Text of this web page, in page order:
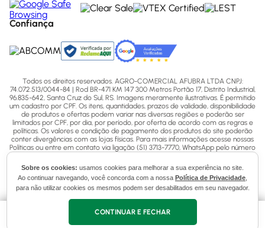
Sobre os cookies: usamos cookies para melhorar a sua experiência no site.
Ao continuar navegando, você concorda com a nossa Política de Privacidade
para não utilizar cookies os mesmos podem ser desabilitados em seu navegador.
CONTINUAR E FECHAR
Confiança
Todos os direitos reservados. AGRO-COMERCIAL AFUBRA LTDA CNPJ:
74.072.513/0044-84 | Rod BR-471 KM 147 300 Metros Portão 17, Distrito Industrial,
96.835-642, Santa Cruz do Sul, RS. Imagens meramente ilustrativas. É permitido
um cadastro por CPF. Os itens, quantidades, prazos de validade, disponibilidade
de produtos e ofertas podem variar nas diversas regiões e poderão ser
limitados por CPF, por dia, por período, por oferta de acordo com as regras e
políticas. Os valores e condição de pagamento dos produtos do site poderão
conter divergências com as lojas físicas. Para mais informações acesse nossas
Políticas ou entre em contato via ligação (51) 3713-7770, WhatsApp pelo número